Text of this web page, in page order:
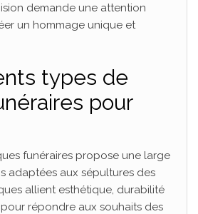
demande une attention
un hommage unique et
types de
pour
funéraires propose une large
adaptées aux sépultures des
allient esthétique, durabilité
répondre aux souhaits des